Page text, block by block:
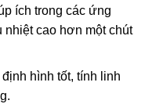
ích trong các ứng
nhiệt cao hơn một chút
hình tốt, tính linh